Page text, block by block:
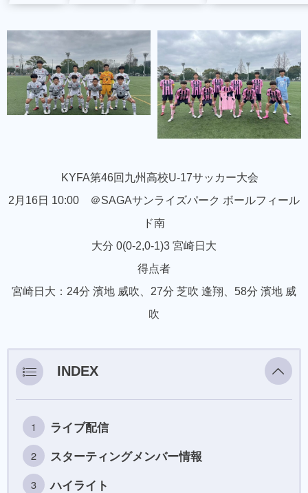
KYFA第46回九州高校U-17サッカー大会
2月16日 10:00 ＠SAGAサンライズパーク ボールフィール
ド南
大分 0(0-2,0-1)3 宮崎日大
得点者
宮崎日大：24分 濱地 威吹、27分 芝吹 逢翔、58分 濱地 威
吹
INDEX
ライブ配信
スターティングメンバー情報
ハイライト